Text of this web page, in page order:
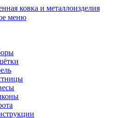
ковка и металлоизделия
меню